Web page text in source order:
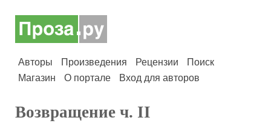
Авторы Произведения Рецензии
Поиск
Магазин
О портале Вход для авторов
Возвращение ч. II